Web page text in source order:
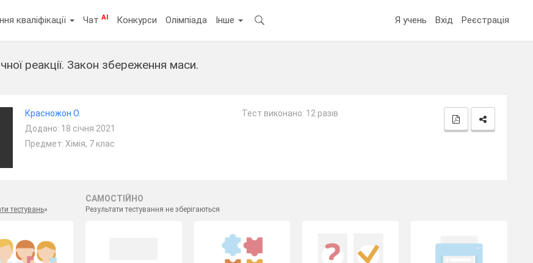
кваліфікації ЧатAI Конкурси Олімпіада Інше Я учень Вхід Реєстрація
реакції. Закон збереження маси.
Красножон О.
Додано: 18 січня 2021
Предмет: Хімія, 7 клас
Тест виконано: 12 разів
тестувань»
САМОСТІЙНО
Результати тестування не зберігаються